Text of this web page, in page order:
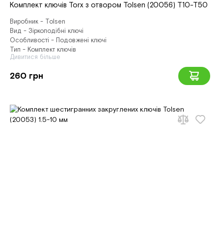
Комплект ключів Torx з отвором Tolsen (20056) Т10-Т50
Виробник - Tolsen
Вид - Зіркоподібні ключі
Особливості - Подовжені ключі
Тип - Комплект ключів
Дивитися більше
260 грн